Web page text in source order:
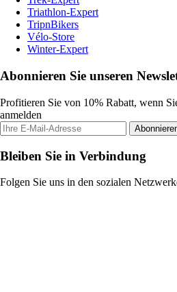
Triathlon-Expert
TripnBikers
Vélo-Store
Winter-Expert
Abonnieren Sie unseren
Profitieren Sie von 10% Rabatt, wenn
anmelden
Bleiben Sie in Verbindung
Folgen Sie uns in den sozialen